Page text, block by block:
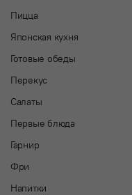
Пицца
Японская кухня
Готовые обеды
Перекус
Салаты
Первые блюда
Гарнир
Фри
Напитки